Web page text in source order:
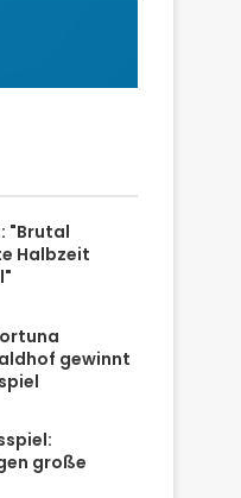
"Brutal
Halbzeit
gewinnt
große